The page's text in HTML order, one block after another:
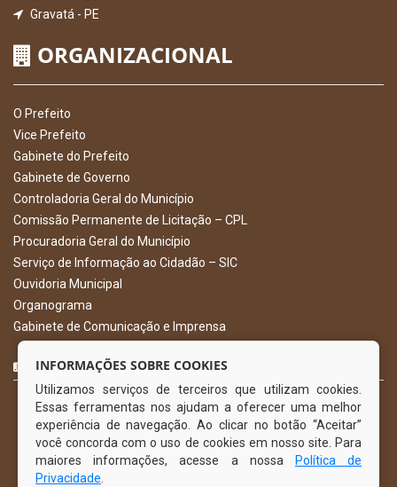
Gravatá - PE
ORGANIZACIONAL
O Prefeito
Vice Prefeito
Gabinete do Prefeito
Gabinete de Governo
Controladoria Geral do Município
Comissão Permanente de Licitação – CPL
Procuradoria Geral do Município
Serviço de Informação ao Cidadão – SIC
Ouvidoria Municipal
Organograma
Gabinete de Comunicação e Imprensa
CURTA NOSSA FAN PAGE
INFORMAÇÕES SOBRE COOKIES
Utilizamos serviços de terceiros que utilizam cookies.
Essas ferramentas nos ajudam a oferecer uma melhor
experiência de navegação. Ao clicar no botão “Aceitar”
você concorda com o uso de cookies em nosso site. Para
maiores informações, acesse a nossa
Política de
Privacidade